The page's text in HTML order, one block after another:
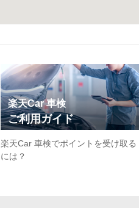
楽天Car 車検
ご利用ガイド
楽天Car 車検でポイントを受け取る
には？